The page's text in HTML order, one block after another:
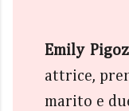
Emily
attrice,
marito e